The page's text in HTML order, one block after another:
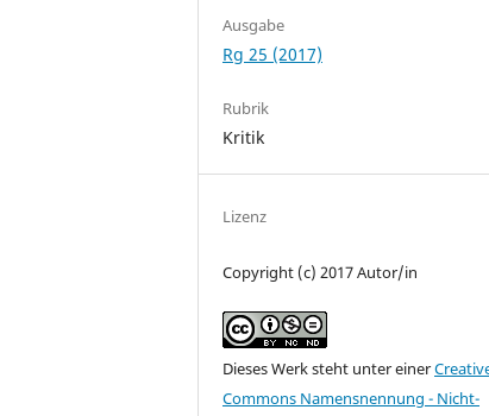
Ausgabe
Rg 25 (2017)
Rubrik
Kritik
Lizenz
Copyright (c) 2017 Autor/in
Dieses Werk steht unter einer
Commons Namensnennung - Nicht-